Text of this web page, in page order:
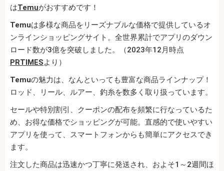
はTemuがおすすめです！
Temuは多様な商品をリーズナブルな価格で提供しているオ
ンラインショッピングサイト。全世界累計でアプリのダウン
ロード数が3億を突破しました。（2023年12月時点
PRTIMESより）
Temuの魅力は、なんといっても豊富な商品ラインナップ！
ロッド、リール、ルアー、釣糸を数多く取り扱っています。
セールや特別割引、クーポンの配布を頻繁に行なっているた
め、お得な価格でショッピングが可能。直感的で使いやすい
アプリを使って、スマートフォンからも簡単にアクセスでき
ます。
注文した商品は迅速かつ丁寧に発送され、およそ1～2週間ほ